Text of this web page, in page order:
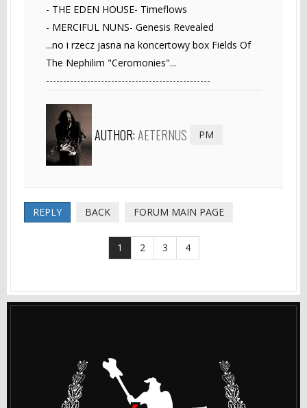
- THE EDEN HOUSE- Timeflows
- MERCIFUL NUNS- Genesis Revealed
...no i rzecz jasna na koncertowy box Fields Of
The Nephilim "Ceromonies"...
------------------------------------------------
AUTHOR:AETERNUS PM
REPLY BACK FORUM MAIN PAGE
1 2 3 4